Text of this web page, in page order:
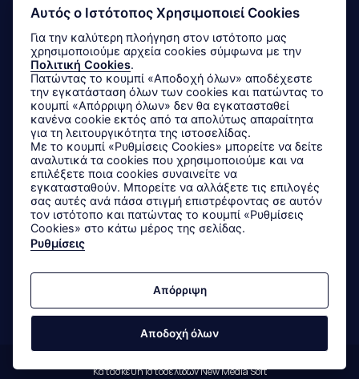
Πληροφορίες
Μεγεθολόγιο
Αποστολές & Επιστροφές
Τρόποι Παραγγελίας & Πληρωμής
Ακολουθήστε μας
Δεχόμαστε όλες τις πιστωτικές κάρτες:
Sitemap/Login
Copyright © 2022 - 2026 Bagutta Shirtmaker
Κατασκευή Ιστοσελίδων New Media Soft
Αυτός ο Ιστότοπος Χρησιμοποιεί Cookies
Για την καλύτερη πλοήγηση στον ιστότοπο μας
χρησιμοποιούμε αρχεία cookies σύμφωνα με την
Πολιτική Cookies.
Πατώντας το κουμπί «Αποδοχή όλων» αποδέχεστε
την εγκατάσταση όλων των cookies και πατώντας το
κουμπί «Απόρριψη όλων» δεν θα εγκατασταθεί
κανένα cookie εκτός από τα απολύτως απαραίτητα
για τη λειτουργικότητα της ιστοσελίδας.
Με το κουμπί «Ρυθμίσεις Cookies» μπορείτε να δείτε
αναλυτικά τα cookies που χρησιμοποιούμε και να
επιλέξετε ποια cookies συναινείτε να
εγκατασταθούν. Μπορείτε να αλλάξετε τις επιλογές
σας αυτές ανά πάσα στιγμή επιστρέφοντας σε αυτόν
τον ιστότοπο και πατώντας το κουμπί «Ρυθμίσεις
Cookies» στο κάτω μέρος της σελίδας.
Ρυθμίσεις
Απόρριψη
Αποδοχή όλων